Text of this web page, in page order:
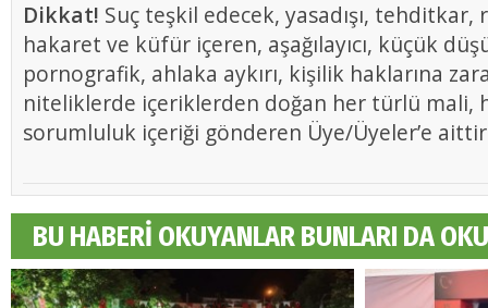
Dikkat! Suç teşkil edecek, yasadışı, tehditkar,
hakaret ve küfür içeren, aşağılayıcı, küçük
pornografik, ahlaka aykırı, kişilik haklarına
niteliklerde içeriklerden doğan her türlü mali,
sorumluluk içeriği gönderen Üye/Üyeler’e
BU HABERİ OKUYANLAR BUNLARI DA